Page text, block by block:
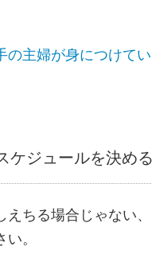
の主婦が身につけて
ジュールを決める
ちる場合じゃない
。